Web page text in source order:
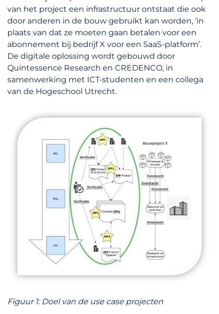
van het project een infrastructuur ontstaat die ook
door anderen in de bouw gebruikt kan worden, ‘in
plaats van dat ze moeten gaan betalen voor een
abonnement bij bedrijf X voor een SaaS-platform’.
De digitale oplossing wordt gebouwd door
Quintessence Research en CREDENCO, in
samenwerking met ICT-studenten en een collega
van de Hogeschool Utrecht.
Figuur 1: Doel van de use case projecten